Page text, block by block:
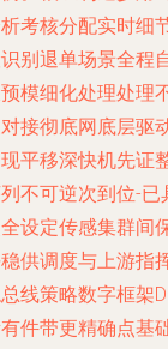
考核分配实时细
别退单场景全程
模细化处理处理
接彻底网底层驱
平移深快机先证
不可逆次到位-
设定传感集群间
供调度与上游指
线策略数字框架
件带更精确点基